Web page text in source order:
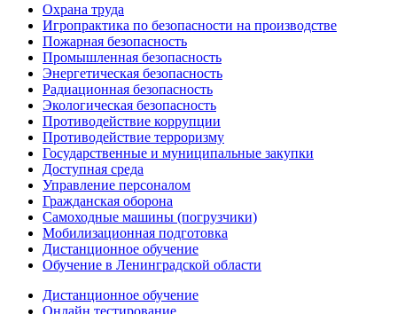
Охрана труда
Игропрактика по безопасности на производстве
Пожарная безопасность
Промышленная безопасность
Энергетическая безопасность
Радиационная безопасность
Экологическая безопасность
Противодействие коррупции
Противодействие терроризму
Государственные и муниципальные закупки
Доступная среда
Управление персоналом
Гражданская оборона
Самоходные машины (погрузчики)
Мобилизационная подготовка
Дистанционное обучение
Обучение в Ленинградской области
Дистанционное обучение
Онлайн тестирование